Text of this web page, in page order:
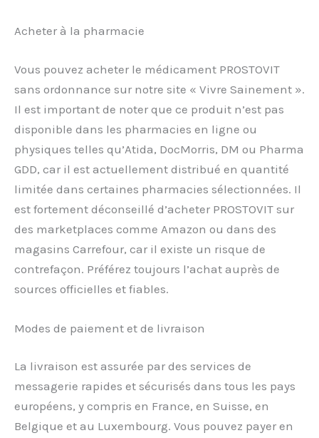
Acheter à la pharmacie
Vous pouvez acheter le médicament PROSTOVIT
sans ordonnance sur notre site « Vivre Sainement ».
Il est important de noter que ce produit n’est pas
disponible dans les pharmacies en ligne ou
physiques telles qu’Atida, DocMorris, DM ou Pharma
GDD, car il est actuellement distribué en quantité
limitée dans certaines pharmacies sélectionnées. Il
est fortement déconseillé d’acheter PROSTOVIT sur
des marketplaces comme Amazon ou dans des
magasins Carrefour, car il existe un risque de
contrefaçon. Préférez toujours l’achat auprès de
sources officielles et fiables.
Modes de paiement et de livraison
La livraison est assurée par des services de
messagerie rapides et sécurisés dans tous les pays
européens, y compris en France, en Suisse, en
Belgique et au Luxembourg. Vous pouvez payer en